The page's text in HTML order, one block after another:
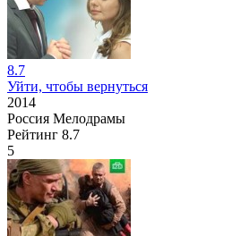
8.7
Уйти, чтобы вернуться
2014
Россия Мелодрамы
Рейтинг 8.7
5